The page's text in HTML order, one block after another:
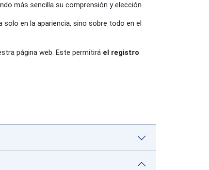
más sencilla su comprensión y elección.
solo en la apariencia, sino sobre todo en el
página web. Este permitirá el registro